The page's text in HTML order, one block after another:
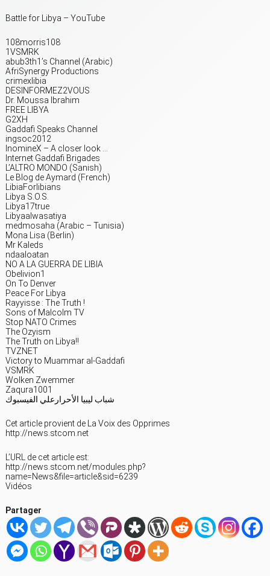
Battle for Libya – YouTube
108morris108
1VSMRK
abub3th1’s Channel (Arabic)
AfriSynergy Productions
crimexlibia
DESINFORMEZ2VOUS
Dr. Moussa Ibrahim
FREE LIBYA
G2XH
Gaddafi Speaks Channel
ingsoc2012
InomineX – A closer look …
Internet Gaddafi Brigades
L’ALTRO MONDO (Sanish)
Le Blog de Aymard (French)
LibiaForlibians
Libya S.O.S.
Libya17true
Libyaalwasatiya
medmosaha (Arabic – Tunisia)
Mona Lisa (Berlin)
Mr Kaleds
ndaaloatan
NO A LA GUERRA DE LIBIA
Obelivion1
On To Denver
Peace For Libya
Rayyisse : The Truth !
Sons of Malcolm TV
Stop NATO Crimes
The Ozyism
The Truth on Libya!!
TVZNET
Victory to Muammar al-Gaddafi
VSMRK
Wolken Zwemmer
Zaqura1001
شباب ليبيا الأحرارعلي الفيسبوك
Cet article provient de La Voix des Opprimes
http://news.stcom.net
L’URL de cet article est:
http://news.stcom.net/modules.php?
name=News&file=article&sid=6239
Vidéos
Partager